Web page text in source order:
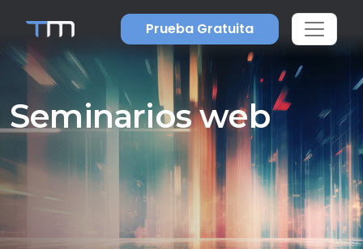
Prueba Gratuita
Seminarios web